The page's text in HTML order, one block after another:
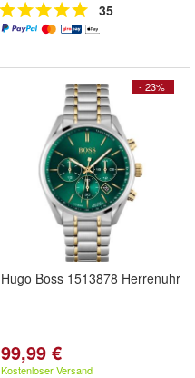
35
- 23%
Hugo Boss 1513878 Herrenuhr
99,99 €
Kostenloser Versand